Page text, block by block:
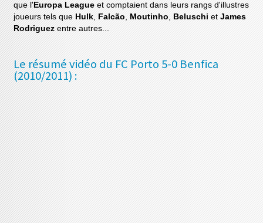
que l' Europa League et comptaient dans leurs rangs d'illustres
joueurs tels que Hulk, Falcão, Moutinho, BeluschietJames
Rodriguezentre autres...
Le résumé vidéo du FC Porto 5-0 Benfica
(2010/2011) :